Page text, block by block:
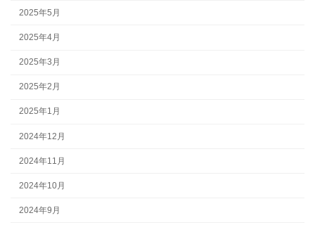
2025年5月
2025年4月
2025年3月
2025年2月
2025年1月
2024年12月
2024年11月
2024年10月
2024年9月